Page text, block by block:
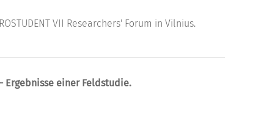
VII Researchers' Forum in Vilnius.
einer Feldstudie.